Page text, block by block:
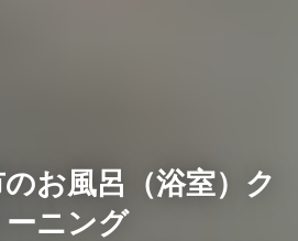
お風呂（浴室）ク
ーニング